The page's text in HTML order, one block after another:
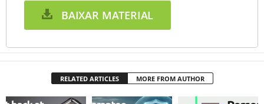
BAIXAR MATERIAL
RELATED ARTICLES MORE FROM AUTHOR